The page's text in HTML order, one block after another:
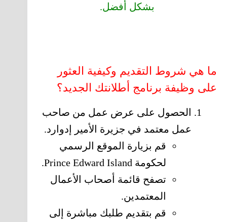
بشكل أفضل.
ما هي شروط التقديم وكيفية العثور
على وظيفة برنامج أطلانتك الجديد؟
الحصول على عرض عمل من صاحب
عمل معتمد في جزيرة الأمير إدوارد.
قم بزيارة الموقع الرسمي
لحكومة Prince Edward Island.
تصفح قائمة أصحاب الأعمال
المعتمدين.
قم بتقديم طلبك مباشرة إلى